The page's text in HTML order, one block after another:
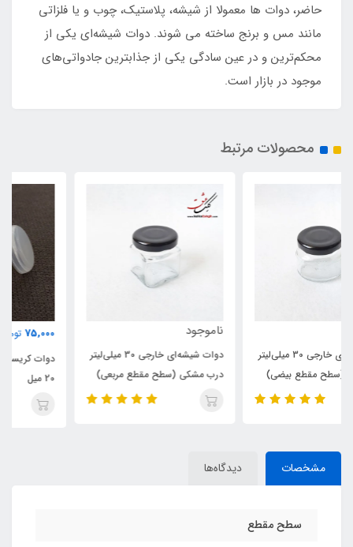
حاضر، دوات ها معمولا از شیشه، پلاستیک، چوب و یا فلزاتی
مانند مس و برنج ساخته می شوند. دوات شیشه‌ای یکی از
محکم‌ترین و در عین سادگی یکی از جذابترین جادواتی‌های
موجود در بازار است.
محصولات مرتبط
دوات شیشه‌ای خارجی 30 میلی‌لیتر
درب مشکی (سطح مقطع مربعی)
دوات کریستال خمره‌ای دور طلایی -
20 میل
مشخصات دیدگاه‌ها
سطح مقطع